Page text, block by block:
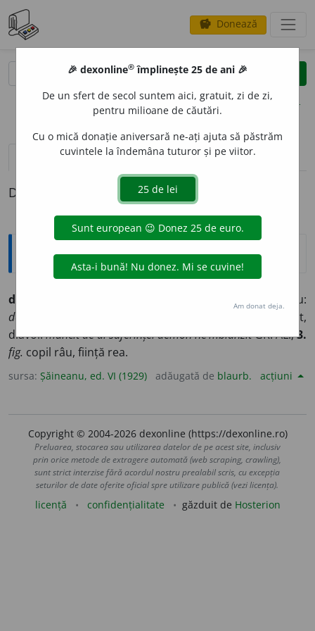
savings Donează
clear
opțiuni
definiții (1) pronunțievolume_up (9)
Definiția cu ID-ul 796609:
Explicative DEX
demon
în politeismul antic, geniu bun sau rău:
demonul lui Socrate;
în religiunea creștină, înger căzut,
diavol:muncit de al suferinței demon ne’mblânzitGR. AL.;3.
fig. copil râu, ființă rea.
sursa: Șăineanu, ed. VI (1929) adăugată de blaurb. acțiuni
Copyright © 2004-2026 dexonline (https://dexonline.ro)
Preluarea, stocarea sau utilizarea datelor de pe acest site, inclusiv
prin orice metode de extragere automată (web scraping, crawling),
sunt strict interzise fără acordul nostru prealabil scris, cu excepția
seturilor de date oferite oficial spre utilizare publică (vezi licența).
licență confidențialitate găzduit de Hosterion
🎉 dexonline® împlinește 25 de ani 🎉
De un sfert de secol suntem aici, gratuit, zi de zi,
pentru milioane de căutări.
Cu o mică donație aniversară ne-ați ajuta să păstrăm
cuvintele la îndemâna tuturor și pe viitor.
Am donat deja.